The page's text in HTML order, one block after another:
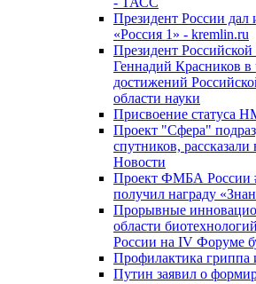
Президент России дал
«Россия 1» - kremlin.ru
Президент
Геннадий Красников в
достижений
области науки
Присвоение статуса
Проект "Сфера"
спутников,
Новости
Проект ФМБА России
получил награду
Прорывные
области
России на IV Форуме
Профилактика
Путин заявил о